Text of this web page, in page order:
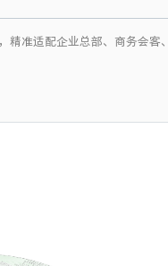
精准适配企业总部、商务会客、